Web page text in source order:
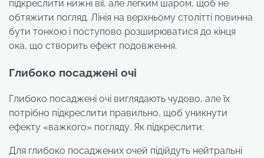
підкреслити нижні вії, але легким шаром, щоб не
обтяжити погляд. Лінія на верхньому столітті повинна
бути тонкою і поступово розширюватися до кінця
ока, що створить ефект подовження.
Глибоко посаджені очі
Глибоко посаджені очі виглядають чудово, але їх
потрібно підкреслити правильно, щоб уникнути
ефекту «важкого» погляду. Як підкреслити:
Для глибоко посаджених очей підійдуть нейтральні